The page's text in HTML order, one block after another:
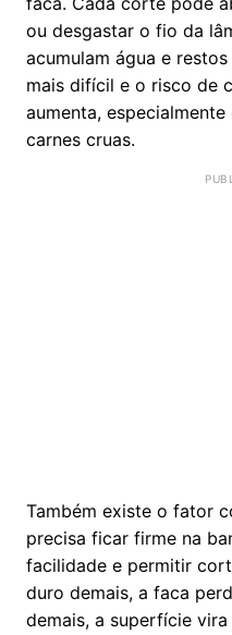
ou desgastar o fio da
acumulam água e
mais difícil e o risco de
aumenta,
carnes cruas.
Também existe o fator
precisa ficar firme na
facilidade e permitir
duro demais, a faca
demais, a superfície